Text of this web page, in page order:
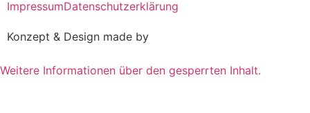
ImpressumDatenschutzerklärung
Konzept & Design made by
Weitere Informationen über den gesperrten Inhalt.